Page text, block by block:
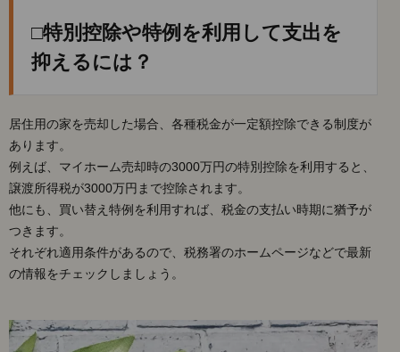
□特別控除や特例を利用して支出を
抑えるには？
居住用の家を売却した場合、各種税金が一定額控除できる制度が
あります。
例えば、マイホーム売却時の3000万円の特別控除を利用すると、
譲渡所得税が3000万円まで控除されます。
他にも、買い替え特例を利用すれば、税金の支払い時期に猶予が
つきます。
それぞれ適用条件があるので、税務署のホームページなどで最新
の情報をチェックしましょう。